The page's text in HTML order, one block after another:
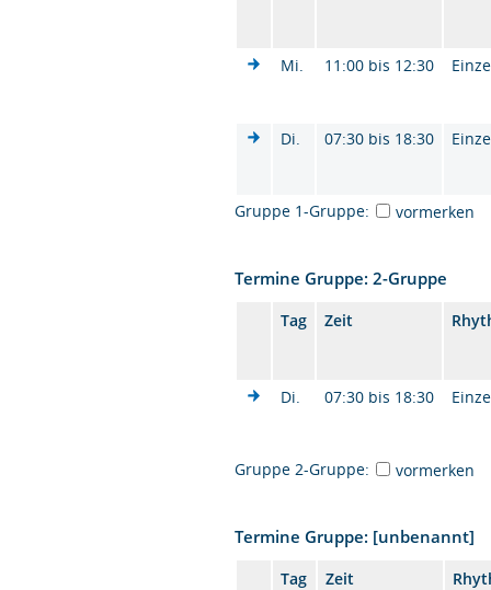
Mi. 11:00 bis 12:30
Di. 07:30 bis 18:30
Gruppe 1-Gruppe: vormerken
Termine Gruppe: 2-Gruppe
Tag Zeit
Di. 07:30 bis 18:30
Gruppe 2-Gruppe: vormerken
Termine Gruppe: [unbenannt]
Tag Zeit